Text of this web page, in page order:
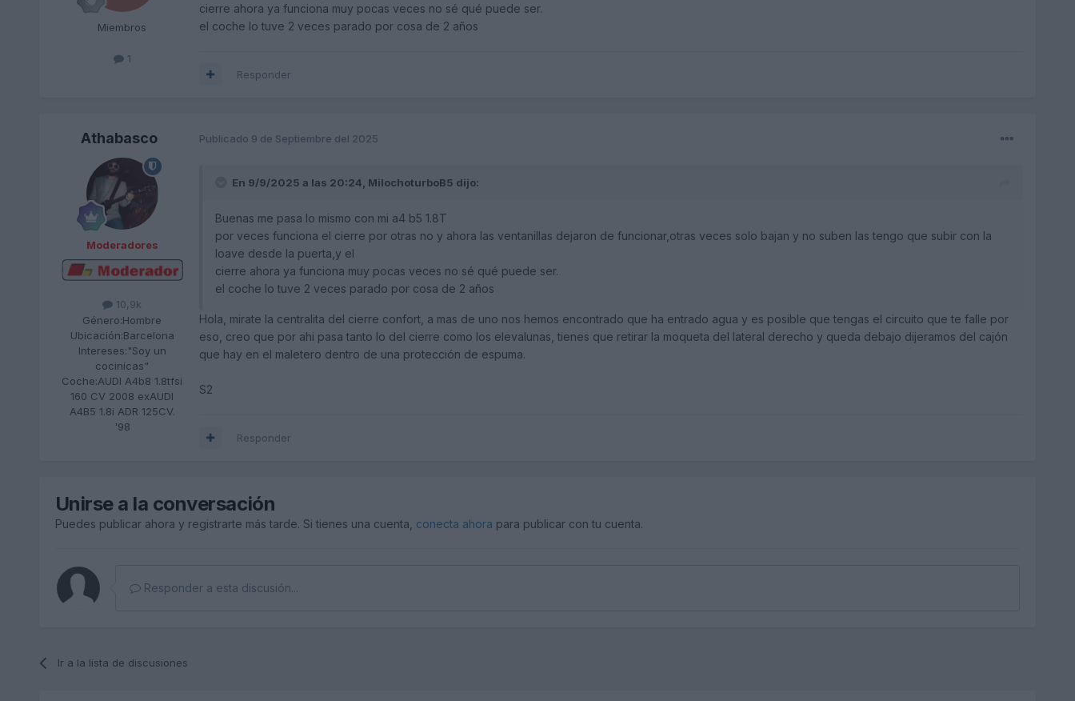
Miembros
1
cierre ahora ya funciona muy pocas veces no sé qué puede ser.
el coche lo tuve 2 veces parado por cosa de 2 años
Responder
Athabasco
Moderadores
10,9k
Género:Hombre
Ubicación:Barcelona
Intereses:"Soy un
cocinícas"
Coche:AUDI A4b8 1.8tfsi
160 CV 2008 exAUDI
A4B5 1.8i ADR 125CV.
'98
Publicado 9 de Septiembre del 2025
En 9/9/2025 a las 20:24, MilochoturboB5 dijo:
Buenas me pasa lo mismo con mi a4 b5 1.8T
por veces funciona el cierre por otras no y ahora las ventanillas dejaron de funcionar,otras veces solo bajan y no suben las tengo que subir con la
loave desde la puerta,y el
cierre ahora ya funciona muy pocas veces no sé qué puede ser.
el coche lo tuve 2 veces parado por cosa de 2 años
Hola, mirate la centralita del cierre confort, a mas de uno nos hemos encontrado que ha entrado agua y es posible que tengas el circuito que te falle por
eso, creo que por ahi pasa tanto lo del cierre como los elevalunas, tienes que retirar la moqueta del lateral derecho y queda debajo dijeramos del cajón
que hay en el maletero dentro de una protección de espuma.
S2
Responder
Unirse a la conversación
Puedes publicar ahora y registrarte más tarde. Si tienes una cuenta, conecta ahora para publicar con tu cuenta.
Responder a esta discusión...
Ir a la lista de discusiones